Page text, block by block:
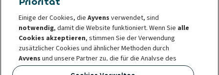
© 2026 Ayvens ist ein führender globaler Anbieter nachhaltiger Mobilität
und bietet Full-Service-Leasing, flexible Abonnementdienste,
Fuhrparkmanagementdienste und Multi-Mobilitätslösungen für
Grossunternehmen, KMUs, Fachleute und Privatpersonen. Mit der
Einige der Cookies, dieAyvens verwendet, sind
notwendig, damit die Website funktioniert. Wenn Sie alle
Cookies akzeptieren, stimmen Sie der Verwendung
zusätzlicher Cookies und ähnlicher Methoden durch
Ayvens und unsere Partner zu, die für die Analyse des
Website-Traffic und des Online-Verhaltens sowie für die